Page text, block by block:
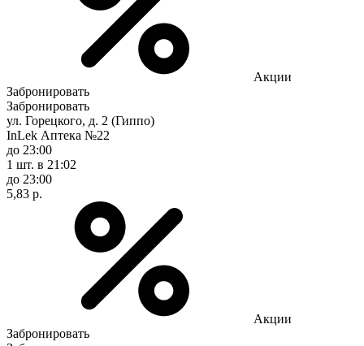
Акции
Забронировать
Забронировать
ул. Горецкого, д. 2 (Гиппо)
InLek Аптека №22
до 23:00
1 шт. в 21:02
до 23:00
5,83 р.
Акции
Забронировать